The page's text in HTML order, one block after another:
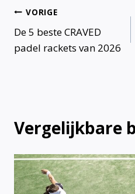
Bericht
navigatie
VORIGE
De 5 beste CRAVED
padel rackets van 2026
Vergelijkbare